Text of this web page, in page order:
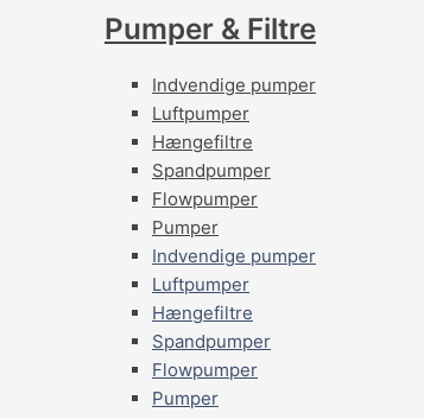
Pumper & Filtre
Indvendige pumper
Luftpumper
Hængefiltre
Spandpumper
Flowpumper
Pumper
Indvendige pumper
Luftpumper
Hængefiltre
Spandpumper
Flowpumper
Pumper